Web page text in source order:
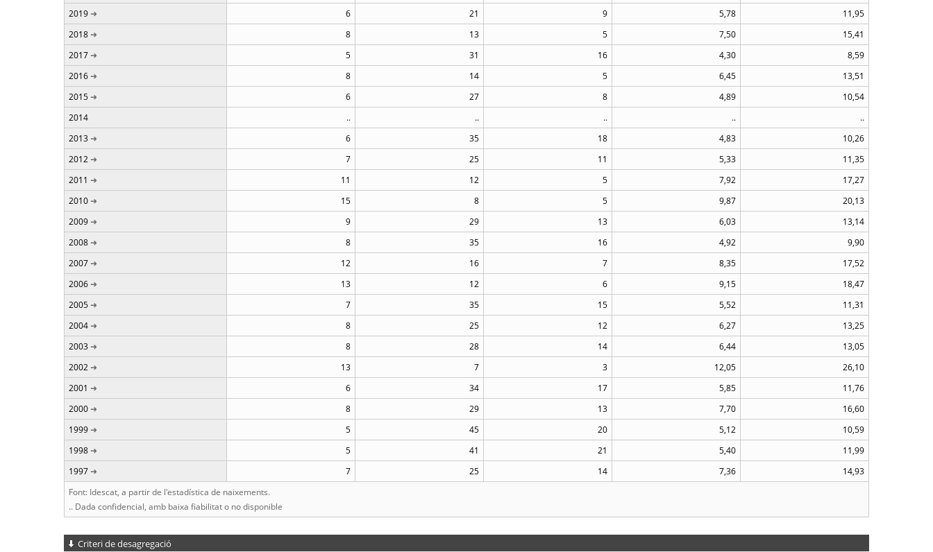
2019
6 21 9 5,78
11,95
2018
8 13 5 7,50
15,41
2017
5 31 16 4,30
8,59
2016
8 14 5 6,45
13,51
2015
6 27 8 4,89
10,54
2014
.. .. .. ..
..
2013
6 35 18 4,83
10,26
2012
7 25 11 5,33
11,35
2011
11 12 5 7,92
17,27
2010
15 8 5 9,87
20,13
2009
9 29 13 6,03
13,14
2008
8 35 16 4,92
9,90
2007
12 16 7 8,35
17,52
2006
13 12 6 9,15
18,47
2005
7 35 15 5,52
11,31
2004
8 25 12 6,27
13,25
2003
8 28 14 6,44
13,05
2002
13 7 3 12,05
26,10
2001
6 34 17 5,85
11,76
2000
8 29 13 7,70
16,60
1999
5 45 20 5,12
10,59
1998
5 41 21 5,40
11,99
1997
7 25 14 7,36
14,93
Font: Idescat, a partir de l'estadística de naixements.
.. Dada confidencial, amb baixa fiabilitat o no disponible
Criteri de desagregació